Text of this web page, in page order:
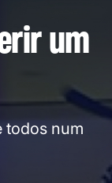
um
todos num